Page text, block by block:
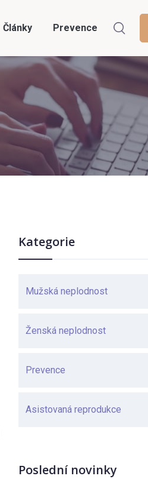
Články Prevence
Kategorie
Mužská neplodnost
Ženská neplodnost
Prevence
Asistovaná reprodukce
Poslední novinky